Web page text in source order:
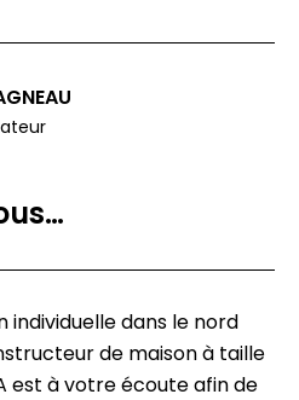
individuelle dans le nord
de maison à taille
est à votre écoute afin de